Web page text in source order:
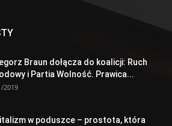
Braun dołącza do koalicji: Ruch
i Partia Wolność. Prawica...
2019
w poduszce – prostota, która